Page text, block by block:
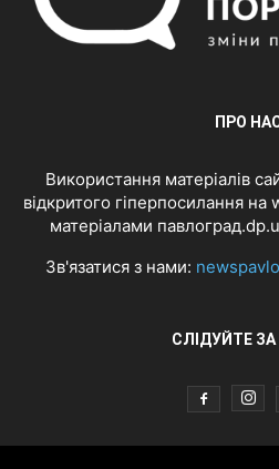
ПРО
Використання матеріалів
відкритого гіперпосилання
матеріалами
Зв'язатися з нами:
СЛІДУЙТЕ